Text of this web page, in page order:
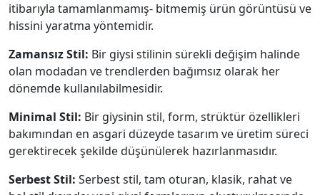
itibarıyla tamamlanmamış- bitmemiş ürün görüntüsü ve
hissini yaratma yöntemidir.
Zamansız Stil: Bir giysi stilinin sürekli değişim halinde
olan modadan ve trendlerden bağımsız olarak her
dönemde kullanılabilmesidir.
Minimal Stil: Bir giysinin stil, form, strüktür özellikleri
bakımından en asgari düzeyde tasarım ve üretim süreci
gerektirecek şekilde düşünülerek hazırlanmasıdır.
Serbest Stil: Serbest stil, tam oturan, klasik, rahat ve